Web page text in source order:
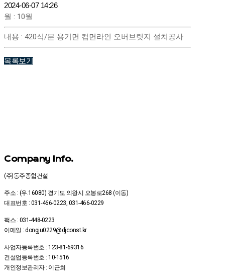
2024-06-07 14:26
월 : 10월
내용 : 420식/분 용기면 컵면라인 오버브릿지 설치공사
목록보기
Company Info.
(주)동주종합건설
주소 : (우.16080) 경기도 의왕시 오봉로268 (이동)
대표번호 : 031-466-0223, 031-466-0229
팩스 : 031-448-0223
이메일 : dongju0229@djconst.kr
사업자등록번호 : 123-81-69316
건설업등록번호 : 10-1516
개인정보관리자 : 이근희